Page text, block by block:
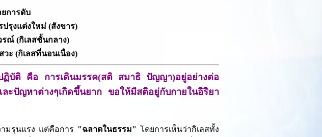
ยการดับ
ปรุงแต่งใหม่ (สังขาร)
รณ์ (กิเลสชั้นกลาง)
วะ (กิเลสที่นอนเนื่อง)
ฏิบัติ คือ การเดินมรรค(สติ สมาธิ ปัญญา)อยู่อย่างต่อ
ปัญหาต่างๆเกิดขึ้นยาก ขอให้มีสติอยู่กับกายในอิริยา
มรุนแรง แต่คือการ "ฉลาดในธรรม" โดยการเห็นว่ากิเลสทั้ง